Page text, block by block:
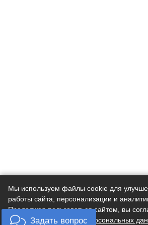
Мы используем файлы cookie для
работы сайта, персонализации и
Продолжая пользоваться сайтом, вы
с
политикой обработки персональных